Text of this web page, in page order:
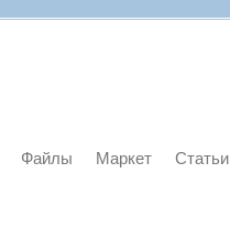
Файлы Маркет Статьи